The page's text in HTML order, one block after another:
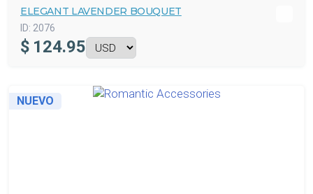
ELEGANT LAVENDER BOUQUET
ID: 2076
$ 124.95
NUEVO